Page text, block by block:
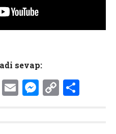
sevap:
EmailCopy